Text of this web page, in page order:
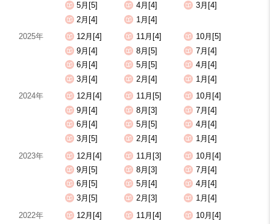
5月[5]
4月[4]
3月[4]
2月[4]
1月[4]
2025年
12月[4] 11月[4]
10月[5]
9月[4]
8月[5]
7月[4]
6月[4]
5月[5]
4月[4]
3月[4]
2月[4]
1月[4]
2024年
12月[4] 11月[5]
10月[4]
9月[4]
8月[3]
7月[4]
6月[4]
5月[5]
4月[4]
3月[5]
2月[4]
1月[4]
2023年
12月[4] 11月[3]
10月[4]
9月[5]
8月[3]
7月[4]
6月[5]
5月[4]
4月[4]
3月[5]
2月[3]
1月[4]
2022年
12月[4] 11月[4]
10月[4]